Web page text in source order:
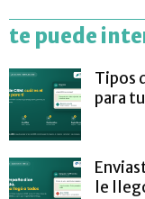
te puede
Tipos
para
le